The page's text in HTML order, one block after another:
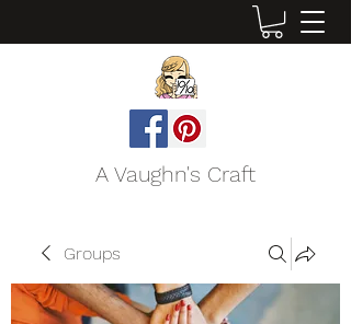
A Vaughn's Craft
Groups